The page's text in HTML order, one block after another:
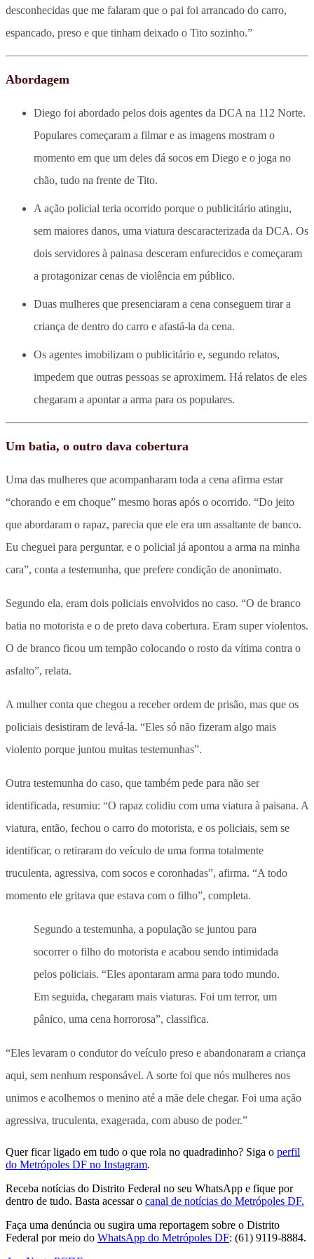
desconhecidas que me falaram que o pai foi arrancado do carro,
espancado, preso e que tinham deixado o Tito sozinho.”
Abordagem
Diego foi abordado pelos dois agentes da DCA na 112 Norte.
Populares começaram a filmar e as imagens mostram o
momento em que um deles dá socos em Diego e o joga no
chão, tudo na frente de Tito.
A ação policial teria ocorrido porque o publicitário atingiu,
sem maiores danos, uma viatura descaracterizada da DCA. Os
dois servidores à painasa desceram enfurecidos e começaram
a protagonizar cenas de violência em público.
Duas mulheres que presenciaram a cena conseguem tirar a
criança de dentro do carro e afastá-la da cena.
Os agentes imobilizam o publicitário e, segundo relatos,
impedem que outras pessoas se aproximem. Há relatos de eles
chegaram a apontar a arma para os populares.
Um batia, o outro dava cobertura
Uma das mulheres que acompanharam toda a cena afirma estar
“chorando e em choque” mesmo horas após o ocorrido. “Do jeito
que abordaram o rapaz, parecia que ele era um assaltante de banco.
Eu cheguei para perguntar, e o policial já apontou a arma na minha
cara”, conta a testemunha, que prefere condição de anonimato.
Segundo ela, eram dois policiais envolvidos no caso. “O de branco
batia no motorista e o de preto dava cobertura. Eram super violentos.
O de branco ficou um tempão colocando o rosto da vítima contra o
asfalto”, relata.
A mulher conta que chegou a receber ordem de prisão, mas que os
policiais desistiram de levá-la. “Eles só não fizeram algo mais
violento porque juntou muitas testemunhas”.
Outra testemunha do caso, que também pede para não ser
identificada, resumiu: “O rapaz colidiu com uma viatura à paisana. A
viatura, então, fechou o carro do motorista, e os policiais, sem se
identificar, o retiraram do veículo de uma forma totalmente
truculenta, agressiva, com socos e coronhadas”, afirma. “A todo
momento ele gritava que estava com o filho”, completa.
Segundo a testemunha, a população se juntou para
socorrer o filho do motorista e acabou sendo intimidada
pelos policiais. “Eles apontaram arma para todo mundo.
Em seguida, chegaram mais viaturas. Foi um terror, um
pânico, uma cena horrorosa”, classifica.
“Eles levaram o condutor do veículo preso e abandonaram a criança
aqui, sem nenhum responsável. A sorte foi que nós mulheres nos
unimos e acolhemos o menino até a mãe dele chegar. Foi uma ação
agressiva, truculenta, exagerada, com abuso de poder.”
Quer ficar ligado em tudo o que rola no quadradinho? Siga o perfil
do Metrópoles DF no Instagram.
Receba notícias do Distrito Federal no seu WhatsApp e fique por
dentro de tudo. Basta acessar o canal de notícias do Metrópoles DF.
Faça uma denúncia ou sugira uma reportagem sobre o Distrito
Federal por meio do WhatsApp do Metrópoles DF: (61) 9119-8884.